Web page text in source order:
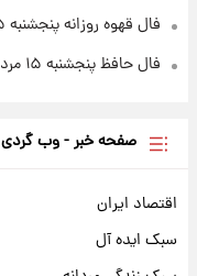
فال قهوه روزانه پنجشنبه ۱۵ مرداد ماه ۱۴۰۵
فال حافظ پنجشنبه ۱۵ مرداد ماه ۱۴۰۵
صفحه خبر - وب گردی
اقتصاد ایران
سبک ایده آل